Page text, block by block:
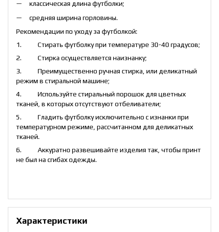
классическая длина футболки;
средняя ширина горловины.
Рекомендации по уходу за футболкой:
1. Стирать футболку при температуре 30-40 градусов;
2. Стирка осуществляется наизнанку;
3. Преимущественно ручная стирка, или деликатный
режим в стиральной машине;
4. Используйте стиральный порошок для цветных
тканей, в которых отсутствуют отбеливатели;
5. Гладить футболку исключительно с изнанки при
температурном режиме, рассчитанном для деликатных
тканей.
6. Аккуратно развешивайте изделия так, чтобы принт
не был на сгибах одежды.
Характеристики